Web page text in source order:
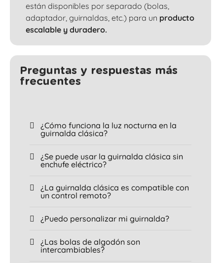
están disponibles por separado (bolas,
adaptador, guirnaldas, etc.) para un producto
escalable y duradero.
Preguntas y respuestas más
frecuentes
¿Cómo funciona la luz nocturna en la
guirnalda clásica?
¿Se puede usar la guirnalda clásica sin
enchufe eléctrico?
¿La guirnalda clásica es compatible con
un control remoto?
¿Puedo personalizar mi guirnalda?
¿Las bolas de algodón son
intercambiables?